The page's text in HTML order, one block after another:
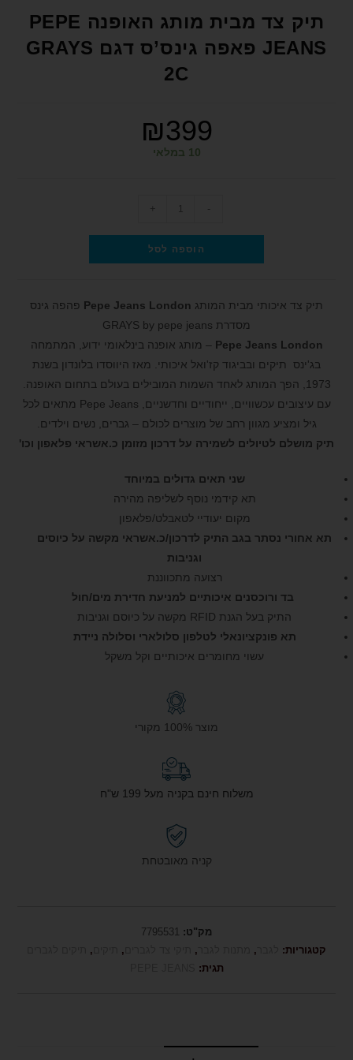
font_download סמן קישורים
לאפס את כל האפשרויות
cached
תיק צד מבית מותג האופנה PEPE
JEANS פאפה גינס’ס דגם GRAYS
2C
₪399
10 במלאי
-
+
הוספה לסל
תיק צד איכותי מבית המותג Pepe Jeans London פהפה גינס
מסדרת GRAYS by pepe jeans
Pepe Jeans London – מותג אופנה בינלאומי ידוע, המתמחה
בג'ינס תיקים ובביגוד קז'ואל איכותי. מאז היווסדו בלונדון בשנת
1973, הפך המותג לאחד השמות המובילים בעולם בתחום האופנה.
עם עיצובים עכשוויים, ייחודיים וחדשניים, Pepe Jeans מתאים לכל
גיל ומציע מגוון רחב של מוצרים לכולם – גברים, נשים וילדים.
תיק מושלם לטיולים לשמירה על דרכון מזומן כ.אשראי פלאפון וכו'
שני תאים גדולים במיוחד
תא קידמי נוסף לשליפה מהירה
מקום יעודיי לטאבלט/פלאפון
תא אחורי נסתר בגב התיק לדרכון/כ.אשראי מקשה על כיוסים
וגניבות
רצועה מתכווננת
בד ורוכסנים איכותיים למניעת חדירת מים/חול
התיק בעל הגנת RFID מקשה על כיוסם וגניבות
תא פונקציונאלי לטלפון סלולארי וסלולה ניידת
עשוי מחומרים איכותיים וקל משקל
מוצר 100% מקורי
משלוח חינם בקניה מעל 199 ש"ח
קניה מאובטחת
מק"ט: 7795531
קטגוריות:
,
,
,
,
תגית: